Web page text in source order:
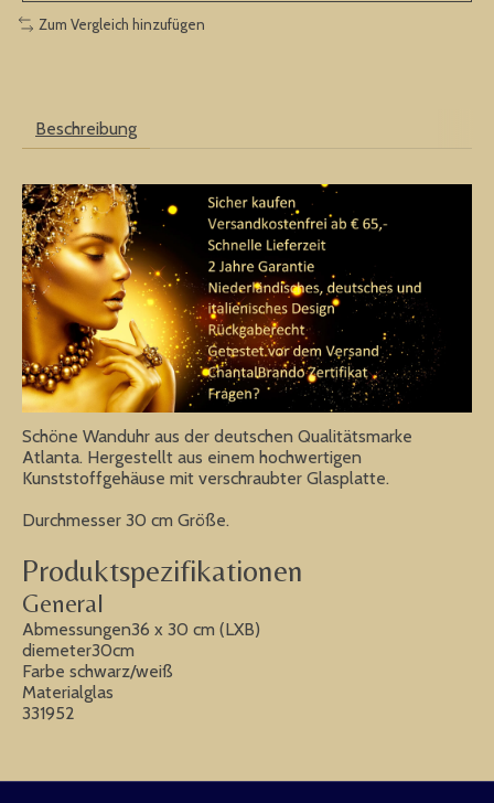
Zum Vergleich hinzufügen
Beschreibung
Schöne Wanduhr aus der deutschen Qualitätsmarke
Atlanta. Hergestellt aus einem hochwertigen
Kunststoffgehäuse mit verschraubter Glasplatte.
Durchmesser 30 cm Größe.
Produktspezifikationen
General
Abmessungen36 x 30 cm (LXB)
diemeter30cm
Farbe schwarz/weiß
Materialglas
331952